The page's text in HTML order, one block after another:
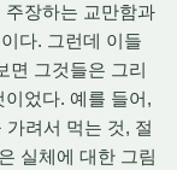
장하는 교만함과
다. 그런데 이들
면 그것들은 그리
었다. 예를 들어,
려서 먹는 것, 절
실체에 대한 그림